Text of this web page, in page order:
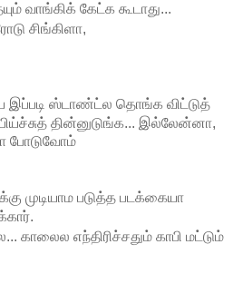
வாங்கிக் கேட்க கூடாது...
சிங்கிளா,
ஸ்டாண்ட்ல தொங்க விட்டுத்
தின்னுடுங்க... இல்லேன்னா,
போடுவோம்
முடியாம படுத்த படக்கையா
காலைல எந்திரிச்சதும் காபி மட்டும்